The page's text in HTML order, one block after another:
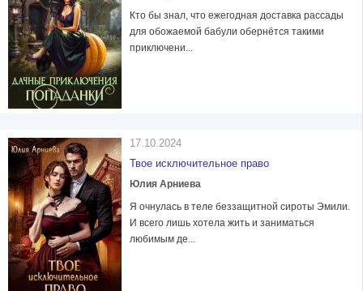
Кто бы знал, что ежегодная доставка рассады
для обожаемой бабули обернётся такими
приключени...
17.10.2024
Твое исключительное право
Юлия Арниева
Я очнулась в теле беззащитной сироты Эмили.
И всего лишь хотела жить и заниматься
любимым де...